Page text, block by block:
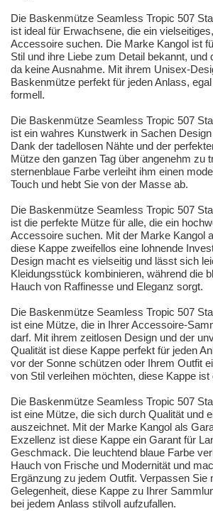
Die Baskenmütze Seamless Tropic 507
ist ideal für Erwachsene, die ein
Accessoire suchen. Die Marke Kangol ist
Stil und ihre Liebe zum Detail bekannt, und
da keine Ausnahme. Mit ihrem Unisex-
Baskenmütze perfekt für jeden Anlass,
formell.
Die Baskenmütze Seamless Tropic 507
ist ein wahres Kunstwerk in Sachen
Dank der tadellosen Nähte und der
Mütze den ganzen Tag über angenehm zu
sternenblaue Farbe verleiht ihm einen
Touch und hebt Sie von der Masse ab.
Die Baskenmütze Seamless Tropic 507
ist die perfekte Mütze für alle, die ein
Accessoire suchen. Mit der Marke Kangol
diese Kappe zweifellos eine lohnende
Design macht es vielseitig und lässt sich
Kleidungsstück kombinieren, während die
Hauch von Raffinesse und Eleganz sorgt.
Die Baskenmütze Seamless Tropic 507
ist eine Mütze, die in Ihrer Accessoire-
darf. Mit ihrem zeitlosen Design und der
Qualität ist diese Kappe perfekt für jeden
vor der Sonne schützen oder Ihrem Outfit
von Stil verleihen möchten, diese Kappe ist
Die Baskenmütze Seamless Tropic 507
ist eine Mütze, die sich durch Qualität und
auszeichnet. Mit der Marke Kangol als
Exzellenz ist diese Kappe ein Garant für
Geschmack. Die leuchtend blaue Farbe
Hauch von Frische und Modernität und
Ergänzung zu jedem Outfit. Verpassen Sie
Gelegenheit, diese Kappe zu Ihrer
bei jedem Anlass stilvoll aufzufallen.